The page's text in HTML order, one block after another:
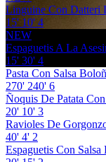
Linguine Con Datteri
15' 10' 4
NEW
Espaguetis A La
15' 30' 4
Pasta Con Salsa
270' 240' 6
Ñoquis De Patata
20' 10' 3
Ravioles De
40' 4' 2
Espaguetis Con Salsa